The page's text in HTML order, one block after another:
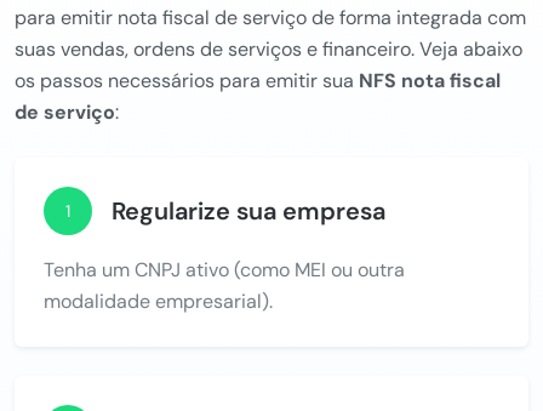
para emitir nota fiscal de serviço de forma integrada com
suas vendas, ordens de serviços e financeiro. Veja abaixo
os passos necessários para emitir sua NFS nota fiscal
de serviço:
1 Regularize sua empresa
Tenha um CNPJ ativo (como MEI ou outra
modalidade empresarial).